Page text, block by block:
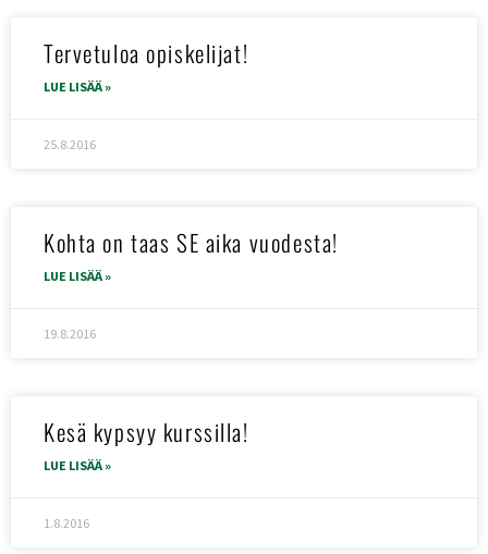
Tervetuloa opiskelijat!
LUE LISÄÄ »
25.8.2016
Kohta on taas SE aika vuodesta!
LUE LISÄÄ »
19.8.2016
Kesä kypsyy kurssilla!
LUE LISÄÄ »
1.8.2016